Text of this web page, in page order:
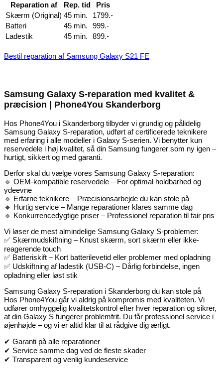
Reparation af Rep. tid
Pris
Skærm (Original) 45 min.
1799.-
Batteri
45 min.
999.-
Ladestik
45 min. 899.-
Bestil reparation af Samsung Galaxy S21 FE
Samsung Galaxy S-reparation med kvalitet &
præcision | Phone4You Skanderborg
Hos Phone4You i Skanderborg tilbyder vi grundig og pålidelig
Samsung Galaxy S-reparation, udført af certificerede teknikere
med erfaring i alle modeller i Galaxy S-serien. Vi benytter kun
reservedele i høj kvalitet, så din Samsung fungerer som ny igen –
hurtigt, sikkert og med garanti.
Derfor skal du vælge vores Samsung Galaxy S-reparation:
🔹 OEM-kompatible reservedele – For optimal holdbarhed og
ydeevne
🔹 Erfarne teknikere – Præcisionsarbejde du kan stole på
🔹 Hurtig service – Mange reparationer klares samme dag
🔹 Konkurrencedygtige priser – Professionel reparation til fair pris
Vi løser de mest almindelige Samsung Galaxy S-problemer:
✅ Skærmudskiftning – Knust skærm, sort skærm eller ikke-
reagerende touch
✅ Batteriskift – Kort batterilevetid eller problemer med opladning
✅ Udskiftning af ladestik (USB-C) – Dårlig forbindelse, ingen
opladning eller løst stik
Samsung Galaxy S-reparation i Skanderborg du kan stole på
Hos Phone4You går vi aldrig på kompromis med kvaliteten. Vi
udfører omhyggelig kvalitetskontrol efter hver reparation og sikrer,
at din Galaxy S fungerer problemfrit. Du får professionel service i
øjenhøjde – og vi er altid klar til at rådgive dig ærligt.
✔ Garanti på alle reparationer
✔ Service samme dag ved de fleste skader
✔ Transparent og venlig kundeservice